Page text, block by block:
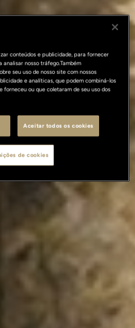
conteúdos e publicidade, para fornecer
nosso tráfego.Também
seu uso de nosso site com nossos
e analíticas, que podem combiná-los
forneceu ou que coletaram de seu uso dos
Aceitar todos os cookies
de cookies